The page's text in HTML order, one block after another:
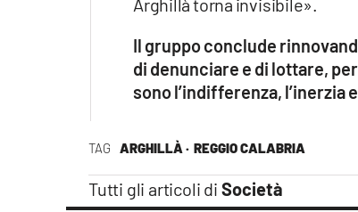
TAG ARGHILLÀ · REGGIO CALABRIA
Tutti gli articoli di Società
Arghillà torna invisibile».
Il gruppo conclude
di denunciare e di lottare,
sono l’indifferenza, l’inerzia